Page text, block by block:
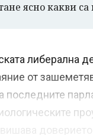
ясно какви са
либерална
от
доверието